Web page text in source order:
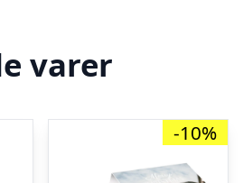
varer
-10%